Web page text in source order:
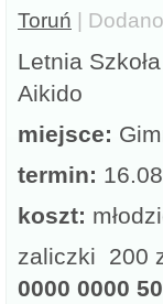
Toruń |
Letnia
Aikido
miejsce:
termin:
koszt:
zaliczki 200
0000 0000